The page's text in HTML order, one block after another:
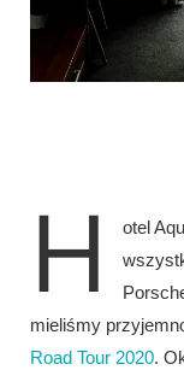
H
otel
mieliśmy
Road Tour 2020.